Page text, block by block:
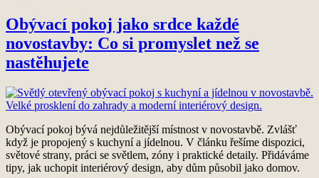
Obývací pokoj jako srdce každé
novostavby: Co si promyslet než se
nastěhujete
Obývací pokoj bývá nejdůležitější místnost v novostavbě. Zvlášť
když je propojený s kuchyní a jídelnou. V článku řešíme dispozici,
světové strany, práci se světlem, zóny i praktické detaily. Přidáváme
tipy, jak uchopit interiérový design, aby dům působil jako domov.